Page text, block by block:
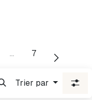
… 7
Trier par